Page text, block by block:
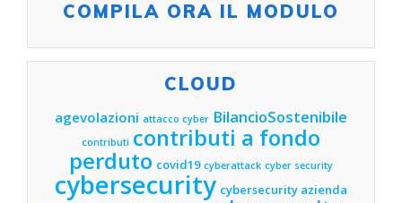
COMPILA ORA IL MODULO
CLOUD
agevolazioni attacco cyber BilancioSostenibile
contributi contributi a fondo
perduto covid19 cyberattack cyber security
cybersecurity cybersecurity azienda